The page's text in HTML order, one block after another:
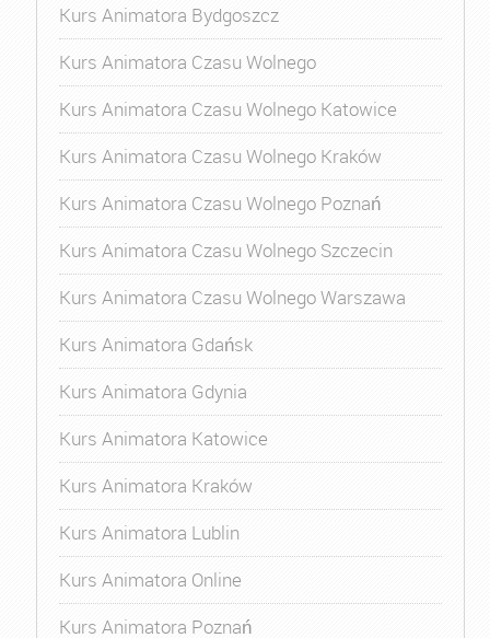
Kurs Animatora Bydgoszcz
Kurs Animatora Czasu Wolnego
Kurs Animatora Czasu Wolnego Katowice
Kurs Animatora Czasu Wolnego Kraków
Kurs Animatora Czasu Wolnego Poznań
Kurs Animatora Czasu Wolnego Szczecin
Kurs Animatora Czasu Wolnego Warszawa
Kurs Animatora Gdańsk
Kurs Animatora Gdynia
Kurs Animatora Katowice
Kurs Animatora Kraków
Kurs Animatora Lublin
Kurs Animatora Online
Kurs Animatora Poznań